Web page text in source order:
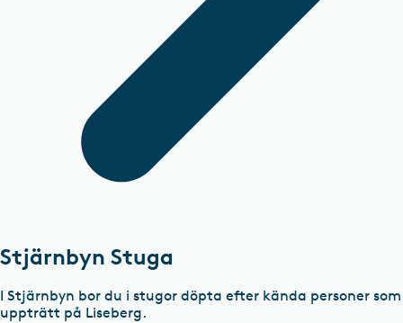
Stjärnbyn Stuga
I Stjärnbyn bor du i stugor döpta efter kända personer som
uppträtt på Liseberg.